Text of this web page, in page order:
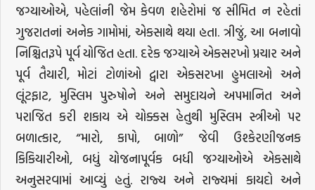
જગ્યાઓએ, પહેલાંની જેમ કેવળ શહેરોમાં જ સીમિત ન રહેતાં
ગુજરાતનાં અનેક ગામોમાં, એકસાથે થયા હતા. ત્રીજું, આ બનાવો
નિશ્ચિતરૂપે પૂર્વ યોજિત હતા. દરેક જગ્યાએ એકસરખો પ્રચાર અને
પૂર્વ તૈયારી, મોટાં ટોળાંઓ દ્વારા એકસરખા હુમલાઓ અને
લૂંટફાટ, મુસ્લિમ પુરુષોને અને સમુદાયને અપમાનિત અને
પરાજિત કરી શકાય એ ચોક્કસ હેતુથી મુસ્લિમ સ્ત્રીઓ પર
બળાત્કાર, “મારો, કાપો, બાળો” જેવી ઉશ્કેરણીજનક
કિકિયારીઓ, બધું યોજનાપૂર્વક બધી જગ્યાઓએ એકસાથે
અનુસરવામાં આવ્યું હતું. રાજ્ય અને રાજ્યમાં કાયદો અને